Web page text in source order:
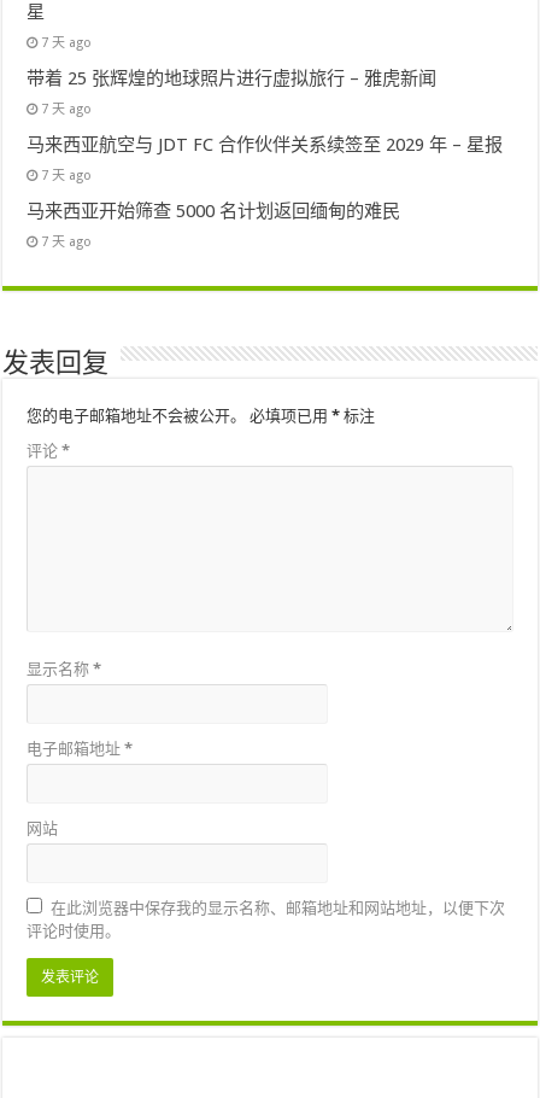
星
7 天 ago
带着 25 张辉煌的地球照片进行虚拟旅行 – 雅虎新闻
7 天 ago
马来西亚航空与 JDT FC 合作伙伴关系续签至 2029 年 – 星报
7 天 ago
马来西亚开始筛查 5000 名计划返回缅甸的难民
7 天 ago
发表回复
您的电子邮箱地址不会被公开。 必填项已用* 标注
评论*
显示名称*
电子邮箱地址*
网站
在此浏览器中保存我的显示名称、邮箱地址和网站地址，以便下次
评论时使用。